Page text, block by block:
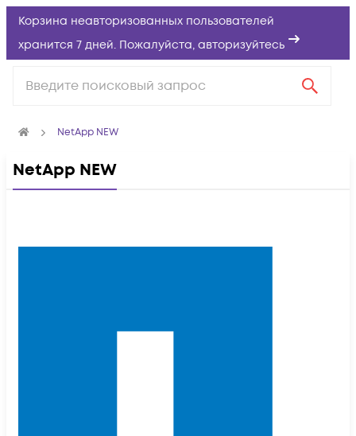
Корзина неавторизованных пользователей
хранится 7 дней. Пожалуйста, авторизуйтесь
NetApp NEW
NetApp NEW